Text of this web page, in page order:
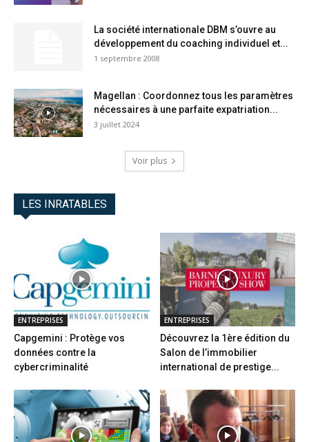
La société internationale DBM s’ouvre au
développement du coaching individuel et...
1 septembre 2008
Magellan : Coordonnez tous les paramètres
nécessaires à une parfaite expatriation...
3 juillet 2024
Voir plus
LES INRATABLES
ENTREPRISES
Capgemini : Protège vos
données contre la
cybercriminalité
ENTREPRISES
Découvrez la 1ère édition du
Salon de l’immobilier
international de prestige...